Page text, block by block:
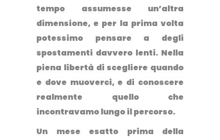
tempo assumesse un’altra
dimensione, e per la prima volta
potessimo pensare a degli
spostamenti davvero lenti. Nella
piena libertà di scegliere quando
e dove muoverci, e di conoscere
realmente quello che
incontravamo lungo il percorso.
Un mese esatto prima della